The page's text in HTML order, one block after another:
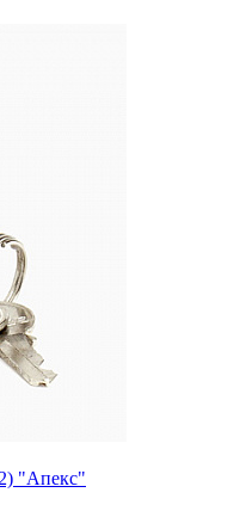
"Апекс"